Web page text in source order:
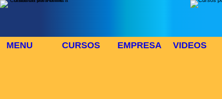
MENU CURSOS EMPRESA VIDEOS